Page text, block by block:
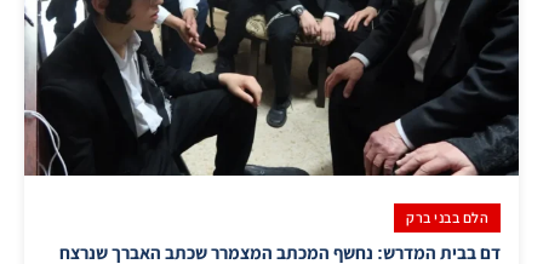
הלם בבני ברק
דם בבית המדרש: נחשף המכתב המצמרר שכתב האברך שנרצח